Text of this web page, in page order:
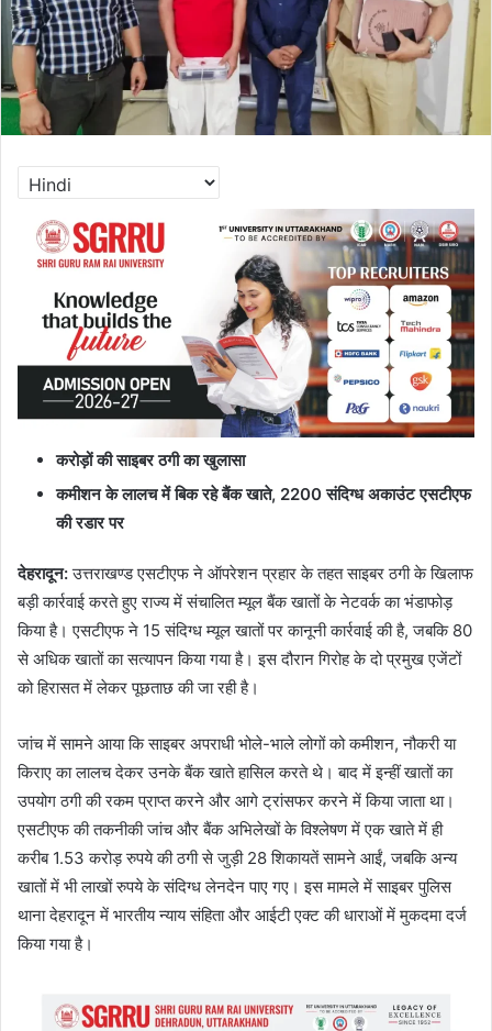
करोड़ों की साइबर ठगी का खुलासा
कमीशन के लालच में बिक रहे बैंक खाते, 2200 संदिग्ध अकाउंट एसटीएफ
की रडार पर
देहरादून:उत्तराखण्ड एसटीएफ ने ऑपरेशन प्रहार के तहत साइबर ठगी के खिलाफ
बड़ी कार्रवाई करते हुए राज्य में संचालित म्यूल बैंक खातों के नेटवर्क का भंडाफोड़
किया है। एसटीएफ ने 15 संदिग्ध म्यूल खातों पर कानूनी कार्रवाई की है, जबकि 80
से अधिक खातों का सत्यापन किया गया है। इस दौरान गिरोह के दो प्रमुख एजेंटों
को हिरासत में लेकर पूछताछ की जा रही है।
जांच में सामने आया कि साइबर अपराधी भोले-भाले लोगों को कमीशन, नौकरी या
किराए का लालच देकर उनके बैंक खाते हासिल करते थे। बाद में इन्हीं खातों का
उपयोग ठगी की रकम प्राप्त करने और आगे ट्रांसफर करने में किया जाता था।
एसटीएफ की तकनीकी जांच और बैंक अभिलेखों के विश्लेषण में एक खाते में ही
करीब 1.53 करोड़ रुपये की ठगी से जुड़ी 28 शिकायतें सामने आईं, जबकि अन्य
खातों में भी लाखों रुपये के संदिग्ध लेनदेन पाए गए। इस मामले में साइबर पुलिस
थाना देहरादून में भारतीय न्याय संहिता और आईटी एक्ट की धाराओं में मुकदमा दर्ज
किया गया है।